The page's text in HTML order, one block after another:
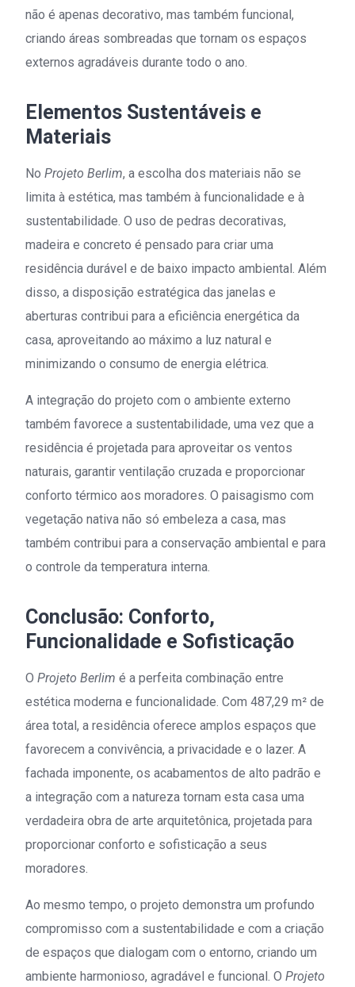
não é apenas decorativo, mas também funcional,
criando áreas sombreadas que tornam os espaços
externos agradáveis durante todo o ano.
Elementos Sustentáveis e
Materiais
No Projeto Berlim, a escolha dos materiais não se
limita à estética, mas também à funcionalidade e à
sustentabilidade. O uso de pedras decorativas,
madeira e concreto é pensado para criar uma
residência durável e de baixo impacto ambiental. Além
disso, a disposição estratégica das janelas e
aberturas contribui para a eficiência energética da
casa, aproveitando ao máximo a luz natural e
minimizando o consumo de energia elétrica.
A integração do projeto com o ambiente externo
também favorece a sustentabilidade, uma vez que a
residência é projetada para aproveitar os ventos
naturais, garantir ventilação cruzada e proporcionar
conforto térmico aos moradores. O paisagismo com
vegetação nativa não só embeleza a casa, mas
também contribui para a conservação ambiental e para
o controle da temperatura interna.
Conclusão: Conforto,
Funcionalidade e Sofisticação
O Projeto Berlim é a perfeita combinação entre
estética moderna e funcionalidade. Com 487,29 m² de
área total, a residência oferece amplos espaços que
favorecem a convivência, a privacidade e o lazer. A
fachada imponente, os acabamentos de alto padrão e
a integração com a natureza tornam esta casa uma
verdadeira obra de arte arquitetônica, projetada para
proporcionar conforto e sofisticação a seus
moradores.
Ao mesmo tempo, o projeto demonstra um profundo
compromisso com a sustentabilidade e com a criação
de espaços que dialogam com o entorno, criando um
ambiente harmonioso, agradável e funcional. O Projeto